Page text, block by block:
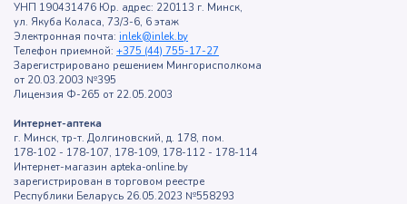
УНП 190431476 Юр. адрес: 220113 г. Минск,
ул. Якуба Коласа, 73/3-6, 6 этаж
Электронная почта: inlek@inlek.by
Телефон приемной: +375 (44) 755-17-27
Зарегистрировано решением Мингорисполкома
от 20.03.2003 №395
Лицензия Ф-265 от 22.05.2003
Интернет-аптека
г. Минск, тр-т. Долгиновский, д. 178, пом.
178-102 - 178-107, 178-109, 178-112 - 178-114
Интернет-магазин apteka-online.by
зарегистрирован в торговом реестре
Республики Беларусь 26.05.2023 №558293